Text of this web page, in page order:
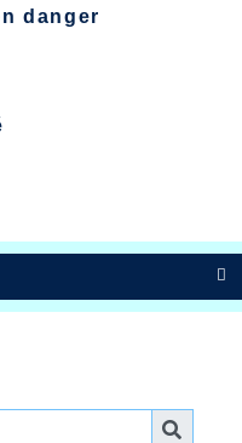
danger
